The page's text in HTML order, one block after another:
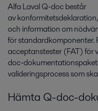
Alfa Laval Q-doc består
av
och information om
för standardkomponenter.
acceptanstester (FAT) för
doc-
valideringsprocess som
Hämta Q-doc-